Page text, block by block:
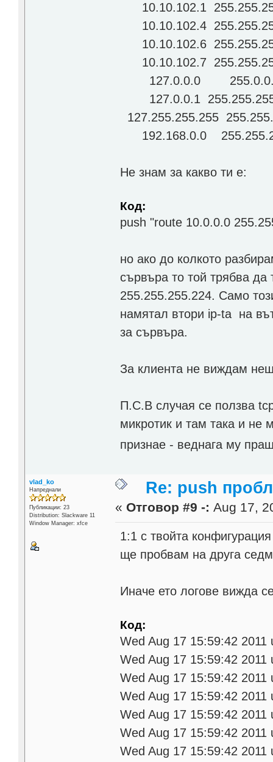
10.10.102.1
10.10.102.4
10.10.102.6
10.10.102.7
127.0.0.0
127.0.0.1
127.255.255.255
192.168.0.0
Не знам за какво ти е:
Код:
push "route 10.0.0.0
но ако до колкото
сървъра то той трябва да
255.255.255.224. Само
намятал втори ip-ta на
за сървъра.
За клиента не виждам
П.С.В случая се ползва
микротик и там така и не
признае - веднага му
vlad_ko
Напреднали
Публикации: 23
Distribution: Slackware 11
Window Manager: xfce
Re: push
« Отговор #9 -: Aug 17,
1:1 с твойта
ще пробвам на друга
Иначе ето логове вижда
Код:
Wed Aug 17 15:59:42
Wed Aug 17 15:59:42
Wed Aug 17 15:59:42
Wed Aug 17 15:59:42
Wed Aug 17 15:59:42
Wed Aug 17 15:59:42
Wed Aug 17 15:59:42